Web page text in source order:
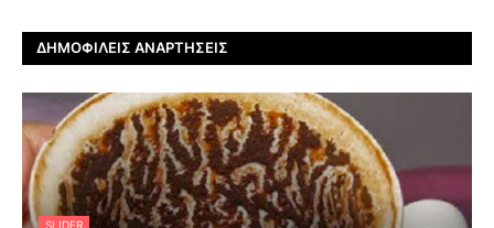
ΔΗΜΟΦΙΛΕΊΣ ΑΝΑΡΤΉΣΕΙΣ
SLIDER